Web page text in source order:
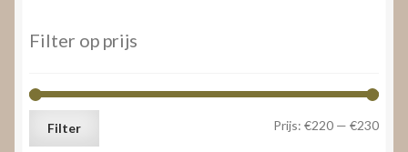
Filter op prijs
Min.
Max.
Filter Prijs: €220 — €230